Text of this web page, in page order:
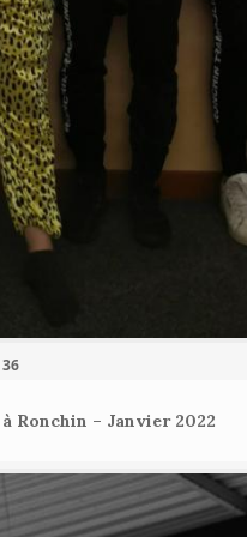
36
Ronchin – Janvier 2022